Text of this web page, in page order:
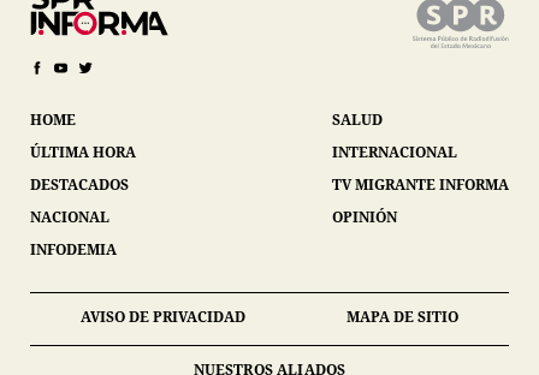
HOME
ÚLTIMA HORA
DESTACADOS
NACIONAL
INFODEMIA
SALUD
INTERNACIONAL
TV MIGRANTE INFORMA
OPINIÓN
AVISO DE PRIVACIDAD MAPA DE SITIO
NUESTROS ALIADOS